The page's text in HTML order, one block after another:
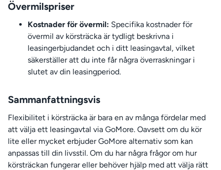
Övermilspriser
Kostnader för övermil: Specifika kostnader för
övermil av körsträcka är tydligt beskrivna i
leasingerbjudandet och i ditt leasingavtal, vilket
säkerställer att du inte får några överraskningar i
slutet av din leasingperiod.
Sammanfattningsvis
Flexibilitet i körsträcka är bara en av många fördelar med
att välja ett leasingavtal via GoMore. Oavsett om du kör
lite eller mycket erbjuder GoMore alternativ som kan
anpassas till din livsstil. Om du har några frågor om hur
körsträckan fungerar eller behöver hjälp med att välja rätt